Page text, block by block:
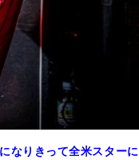
なりきって全米スターに